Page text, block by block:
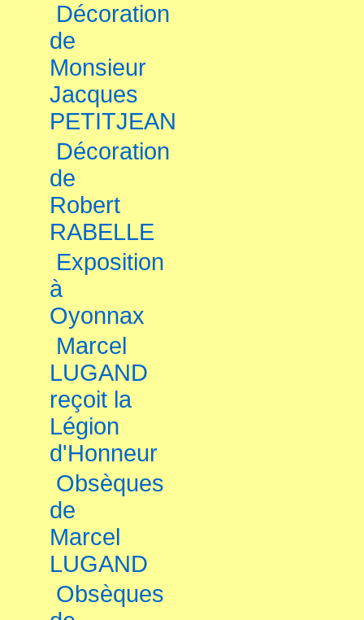
Décoration
de
Monsieur
Jacques
PETITJEAN
Décoration
de
Robert
RABELLE
Exposition
à
Oyonnax
Marcel
LUGAND
reçoit la
Légion
d'Honneur
Obsèques
de
Marcel
LUGAND
Obsèques